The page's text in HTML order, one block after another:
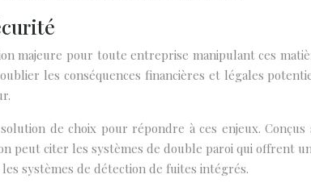
majeure pour toute entreprise manipulant ces
les conséquences financières et légales
de choix pour répondre à ces enjeux.
peut citer les systèmes de double paroi qui
systèmes de détection de fuites intégrés.